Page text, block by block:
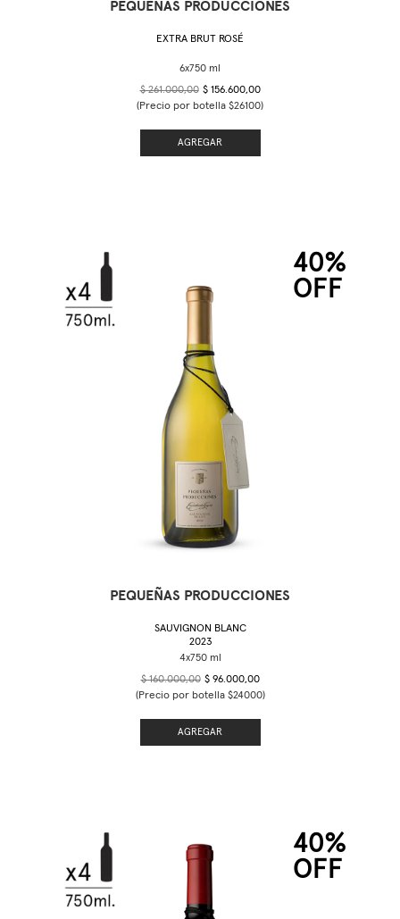
PEQUEÑAS PRODUCCIONES
EXTRA BRUT ROSÉ
$ 261.000,00 $ 156.600,00
(Precio por botella $26100)
AGREGAR
40%
OFF
PEQUEÑAS PRODUCCIONES
SAUVIGNON BLANC
2023
$ 160.000,00 $ 96.000,00
(Precio por botella $24000)
AGREGAR
40%
OFF